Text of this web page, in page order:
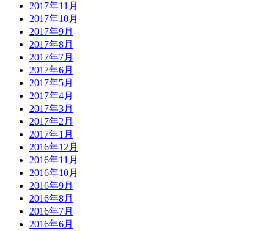
2017年11月
2017年10月
2017年9月
2017年8月
2017年7月
2017年6月
2017年5月
2017年4月
2017年3月
2017年2月
2017年1月
2016年12月
2016年11月
2016年10月
2016年9月
2016年8月
2016年7月
2016年6月